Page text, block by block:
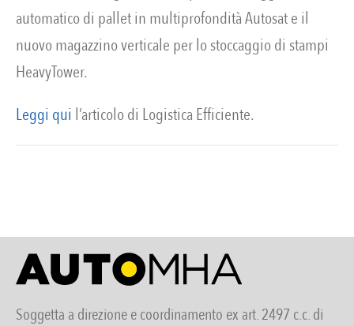
automatico di pallet in multiprofondità Autosat e il
nuovo magazzino verticale per lo stoccaggio di stampi
HeavyTower.
Leggi qui l’articolo di Logistica Efficiente.
Soggetta a direzione e coordinamento ex art. 2497 c.c. di